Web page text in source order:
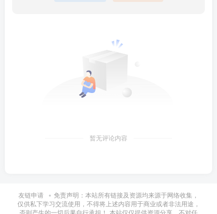
暂无评论内容
友链申请
免责声明：本站所有链接及资源均来源于网络收集，
仅供私下学习交流使用，不得将上述内容用于商业或者非法用途，